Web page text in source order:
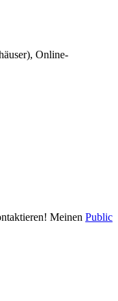
Online-
Meinen Public